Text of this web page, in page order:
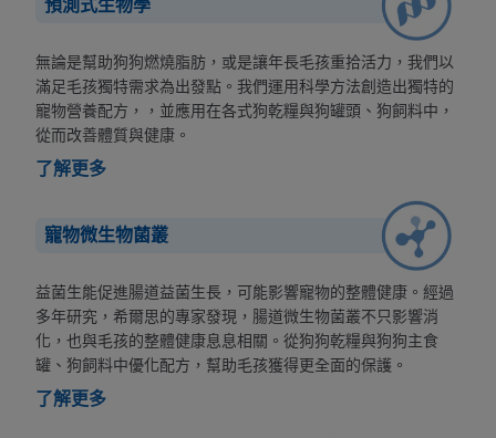
預測式生物學
無論是幫助狗狗燃燒脂肪，或是讓年長毛孩重拾活力，我們以
滿足毛孩獨特需求為出發點。我們運用科學方法創造出獨特的
寵物營養配方，，並應用在各式狗乾糧與狗罐頭、狗飼料中，
從而改善體質與健康。
了解更多
寵物微生物菌叢
益菌生能促進腸道益菌生長，可能影響寵物的整體健康。經過
多年研究，希爾思的專家發現，腸道微生物菌叢不只影響消
化，也與毛孩的整體健康息息相關。從狗狗乾糧與狗狗主食
罐、狗飼料中優化配方，幫助毛孩獲得更全面的保護。
了解更多